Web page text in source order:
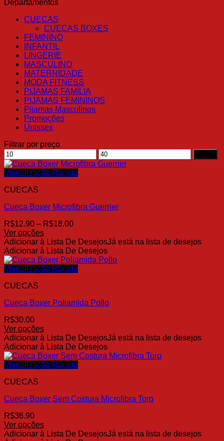
Departamentos
CUECAS
CUECAS BOXES
FEMININO
INFANTIL
LINGERIE
MASCULINO
MATERNIDADE
MODA FITNESS
PIJAMAS FAMÍLIA
PIJAMAS FEMININOS
Pijamas Masculinos
Promoções
Unissex
Filtrar por preço
Preço
mínimo
Preço
máximo
Visualização Rápida
CUECAS
Cueca Boxer Microfibra Guerrier
R$12.90 – R$18.00Faixa
preço:
R$12.90
através
R$18.00
Ver opções
Este
produto
tem
várias
As
podem
escolhidas
na
página
do
produto
Adicionar à Lista De DesejosJá está na lista de desejos
Adicionar à Lista De Desejos
Visualização Rápida
CUECAS
Cueca Boxer Poliamida Pollo
R$30.00
Ver opções
Este
produto
tem
várias
As
podem
escolhidas
na
página
Adicionar à Lista De DesejosJá está na lista de desejos
Adicionar à Lista De Desejos
Visualização Rápida
CUECAS
Cueca Boxer Sem Costura Microfibra Torp
R$36.90
Ver opções
Este
Adicionar à Lista De DesejosJá está na lista de desejos